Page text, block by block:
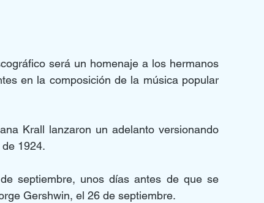
será un homenaje a los hermanos
en la composición de la música popular
Krall lanzaron un adelanto versionando
1924.
septiembre, unos días antes de que se
Gershwin, el 26 de septiembre.